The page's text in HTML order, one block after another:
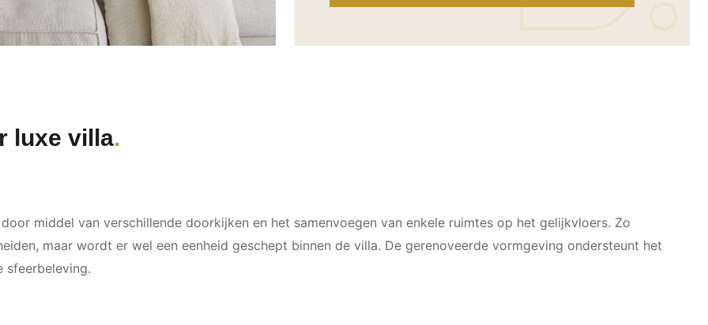
luxe villa
middel van verschillende doorkijken en het samenvoegen van enkele ruimtes op het gelijkvloers. Zo
maar wordt er wel een eenheid geschept binnen de villa. De gerenoveerde vormgeving ondersteunt het
sfeerbeleving.